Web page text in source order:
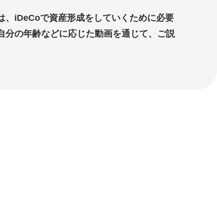
、iDeCoで資産形成をしていくために必要
分の年齢などに応じた動画を通じて、ご説